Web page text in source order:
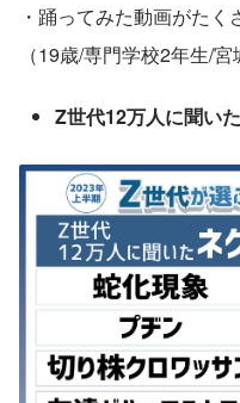
・踊ってみた動画がたく
（19歳/専門学校2年生/宮
Z世代12万人に聞い